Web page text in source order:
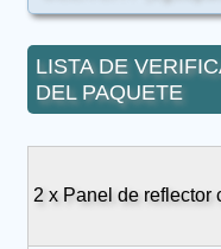
LISTA DE
DEL PAQUETE
2 x Panel de reflector